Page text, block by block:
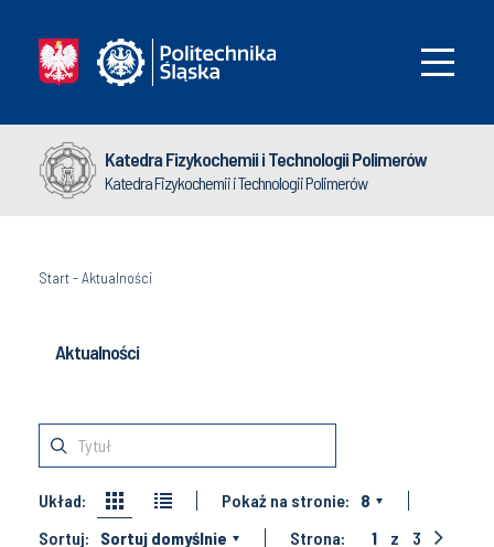
Katedra Fizykochemii i Technologii Polimerów
Katedra Fizykochemii i Technologii Polimerów
Start-Aktualności
Aktualności
Układ: Pokaż na stronie:
8
Sortuj:
Sortuj domyślnie Strona: 1 z 3